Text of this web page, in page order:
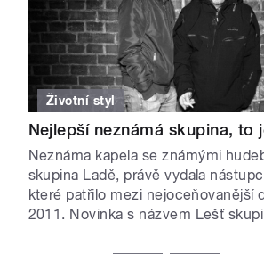
Životní styl
Nejlepší neznámá skupina, to
Neznáma kapela se známými
skupina Ladě, právě vydala
které patřilo mezi nejoceňovanější
2011. Novinka s názvem Lešť